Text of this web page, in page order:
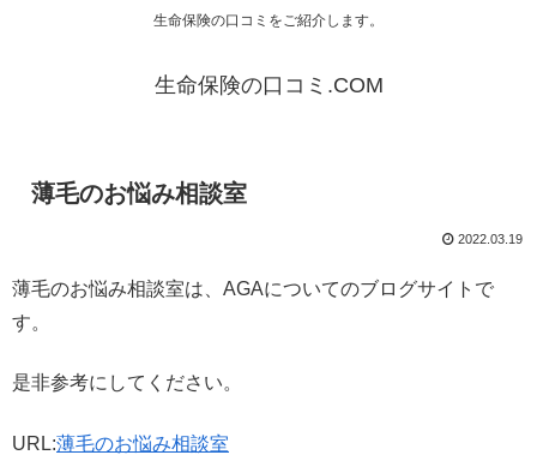
生命保険の口コミをご紹介します。
生命保険の口コミ.COM
薄毛のお悩み相談室
2022.03.19
薄毛のお悩み相談室は、AGAについてのブログサイトで
す。
是非参考にしてください。
URL:薄毛のお悩み相談室